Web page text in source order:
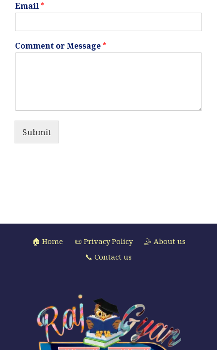
Email *
Comment or Message *
Submit
🏠 Home 📜 Privacy Policy
🤹 About us
📞 Contact us